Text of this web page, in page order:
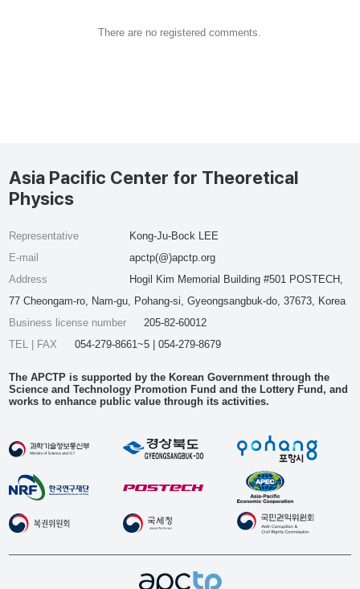
There are no registered comments.
Asia Pacific Center for Theoretical
Physics
Representative
Kong-Ju-Bock LEE
E-mail
apctp(@)apctp.org
Address
Hogil Kim Memorial Building #501 POSTECH,
77 Cheongam-ro, Nam-gu, Pohang-si, Gyeongsangbuk-do, 37673, Korea
Business license number
205-82-60012
TEL | FAX
054-279-8661~5 | 054-279-8679
The APCTP is supported by the Korean Government through the
Science and Technology Promotion Fund and the Lottery Fund, and
works to enhance public value through its activities.